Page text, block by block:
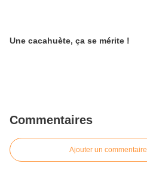
Une cacahuète, ça se mérite !
Commentaires
Ajouter un commentaire